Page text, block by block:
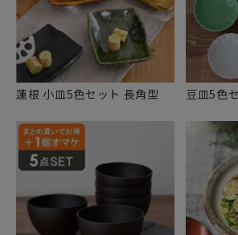
蓮根 小皿5色セット 長角型 豆皿5色